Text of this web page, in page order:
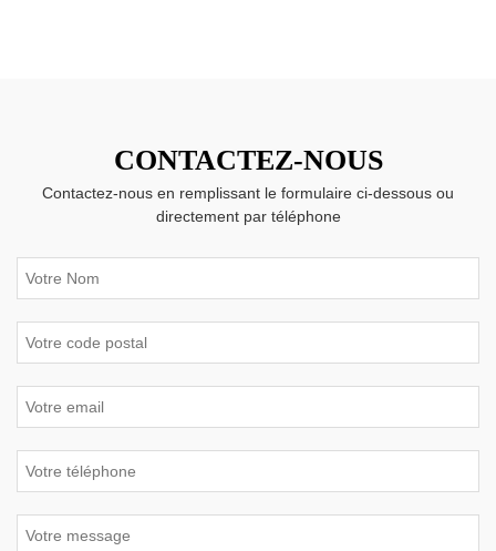
CONTACTEZ-NOUS
Contactez-nous en remplissant le formulaire ci-dessous ou
directement par téléphone